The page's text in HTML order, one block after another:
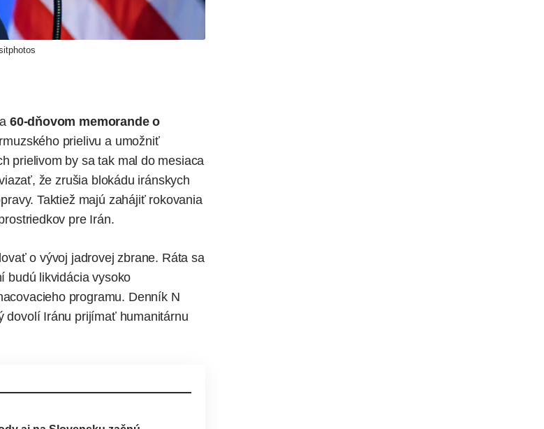
60-dňovom memorande o
prielivu a umožniť
prielivom by sa tak mal do mesiaca
že zrušia blokádu iránskych
Taktiež majú zahájiť rokovania
pre Irán.
o vývoj jadrovej zbrane. Ráta sa
budú likvidácia vysoko
programu. Denník N
dovolí Iránu prijímať humanitárnu